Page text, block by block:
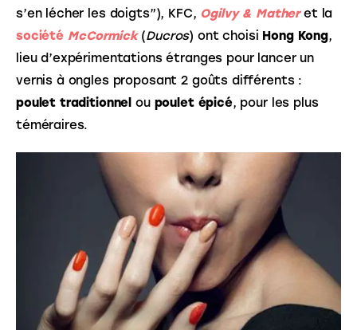
s’en lécher les doigts”), KFC, Ogilvy & Mather et la
société McCormick (Ducros) ont choisi Hong Kong,
lieu d’expérimentations étranges pour lancer un
vernis à ongles proposant 2 goûts différents :
poulet traditionnel ou poulet épicé, pour les plus
téméraires.